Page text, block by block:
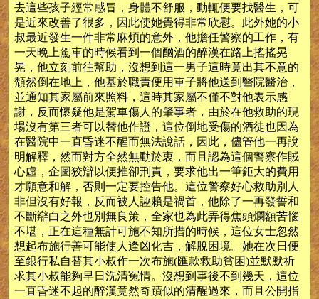
去這些孩子經常感冒，身體不舒服，動輒便要找醫生，可
是近來改善了很多，因此使她覺得非常欣慰。此外她的小
叔最近發生一件非常麻煩的意外，他擔任警察的工作，有
一天晚上駕車的時候看到一個酗酒的醉漢在路上搖搖晃
晃，他立刻前往幫助，沒想到這一男子這時竟出其不意的
頹然倒在地上，他基於職責便用車子將他送到醫院醫治，
並通知其家屬前來照料，這時其家屬不僅不對他表示感
謝，反而懷疑他是駕車傷人的肇事者，由於在他救助的現
場沒有第三者可以替他作證，這位倒地受傷的酒徒也因為
在醫院中一直昏迷不醒而無法說話，因此，儘管他一再說
明解釋，然而對方全然無動於衷，而且認為這個警察作賊
心虛，企圖狡辯以便推卻刑責，要求他出一筆鉅大的費用
才願意和解，否則一定要控告他。這位警察好心救助別人
非但沒有好報，反而被人誣賴是禍首，他除了一再發誓和
不斷辯白之外也別無良策，全家也為此弄得焦頭爛額苦惱
不堪，正在這種無計可施不知所措的時候，這位女士忽然
想起布施行善可能使人逢凶化吉，解脫困境。她在次日便
至銀行私自替其小叔作一次布施(匯款救助貧困)並默默祈
求其小叔能夠早日洗清冤情。沒想到事後不到幾天，這位
一直昏迷不起的醉漢竟然奇蹟似的清醒過來，而且公開指